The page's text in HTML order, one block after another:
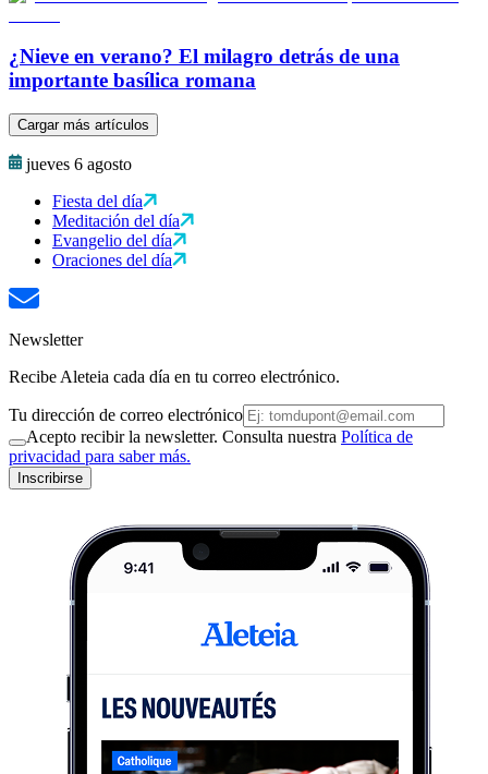
¿Nieve en verano? El milagro detrás de una
importante basílica romana
Cargar más artículos
jueves 6 agosto
Fiesta del día
Meditación del día
Evangelio del día
Oraciones del día
Newsletter
Recibe Aleteia cada día en tu correo electrónico.
Tu dirección de correo electrónico
Acepto recibir la newsletter. Consulta nuestra Política de
privacidad para saber más.
Inscribirse